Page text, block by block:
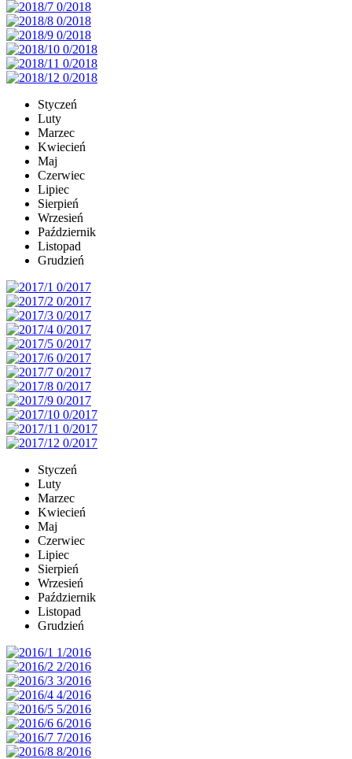
Styczeń
Luty
Marzec
Kwiecień
Maj
Czerwiec
Lipiec
Sierpień
Wrzesień
Październik
Listopad
Grudzień
Styczeń
Luty
Marzec
Kwiecień
Maj
Czerwiec
Lipiec
Sierpień
Wrzesień
Październik
Listopad
Grudzień